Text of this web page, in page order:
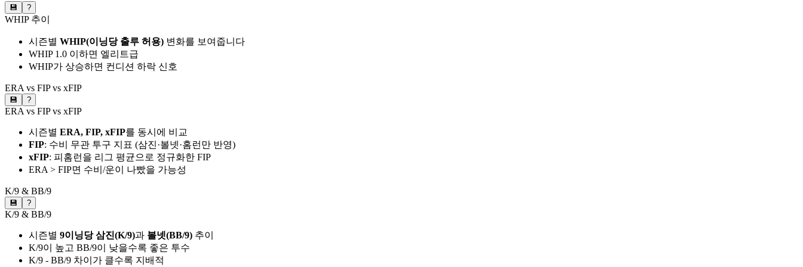
💾 ?
WHIP 추이
시즌별 WHIP(이닝당 출루 허용) 변화를 보여줍니다
WHIP 1.0 이하면 엘리트급
WHIP가 상승하면 컨디션 하락 신호
ERA vs FIP vs xFIP
💾 ?
ERA vs FIP vs xFIP
시즌별 ERA, FIP, xFIP를 동시에 비교
FIP: 수비 무관 투구 지표 (삼진·볼넷·홈런만 반영)
xFIP: 피홈런을 리그 평균으로 정규화한 FIP
ERA > FIP면 수비/운이 나빴을 가능성
K/9 & BB/9
💾 ?
K/9 & BB/9
시즌별 9이닝당 삼진(K/9)과 볼넷(BB/9) 추이
K/9이 높고 BB/9이 낮을수록 좋은 투수
K/9 - BB/9 차이가 클수록 지배적